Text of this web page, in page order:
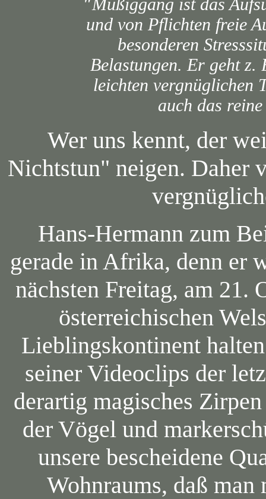
und von Pflichten freie
besonderen
Belastungen. Er geht z.
leichten vergnüglichen
auch das
Wer uns kennt, der
Nichtstun" neigen. Daher
Hans-Hermann zum
gerade in Afrika, denn er
nächsten Freitag, am 21.
österreichischen
Lieblingskontinent
seiner Videoclips der
derartig magisches
der Vögel und
unsere bescheidene
Wohnraums, daß